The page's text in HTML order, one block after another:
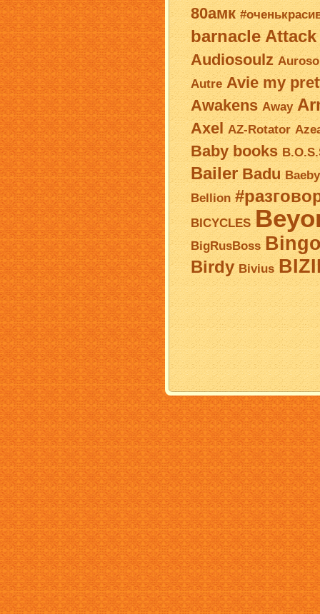
80амк
barnacle Attack
Audiosoulz
Autre Avie my
Awakens Away
Axel AZ-Rotator
Baby books
Bailer Badu Baeby
Bellion
BICYCLES
BigRusBoss
Birdy Bivius